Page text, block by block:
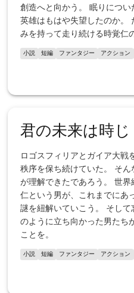
創造へと向かう。 眠りにつ
英雄はもはや失望したのか。
みを持って走り続ける時覚仁
小説 短編 ファンタジー アクション
君の未来は時
ロゴスフィリアとガイア大戦
秩序を保ち続けていた。 そ
が理解できたであろう。 世
仁という男が、これまでにあ
謎を紐解いていこう。 そし
のように立ち向かった男たち
ことを。
小説 短編 ファンタジー アクション